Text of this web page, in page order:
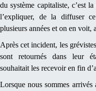
du système capitaliste, c’est
l’expliquer, de la diffuser
plusieurs années et on en voit,
Après cet incident, les
sont retournés dans leur
souhaitait les recevoir en fin
Lorsque nous sommes